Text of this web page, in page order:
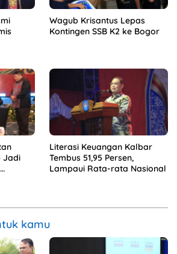
Wagub Krisantus Lepas
Kontingen SSB K2 ke Bogor
Jadi
Literasi Keuangan Kalbar
Tembus 51,95 Persen,
Lampaui Rata-rata Nasional
kamu